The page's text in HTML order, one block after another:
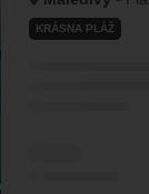
KRÁSNA PLÁŽ